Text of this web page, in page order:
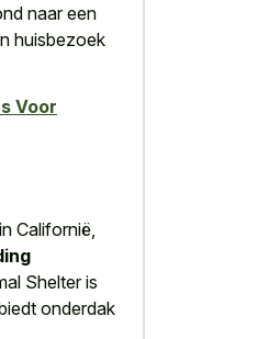
naar een
huisbezoek
Voor
Californië,
Shelter is
onderdak